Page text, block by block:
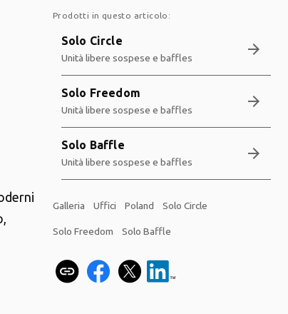
Prodotti in questo articolo:
Solo Circle
Unità libere sospese e baffles arrow_forward
Solo Freedom
Unità libere sospese e baffles arrow_forward
Solo Baffle
Unità libere sospese e baffles arrow_forward
Galleria Uffici Poland Solo Circle
Solo Freedom Solo Baffle